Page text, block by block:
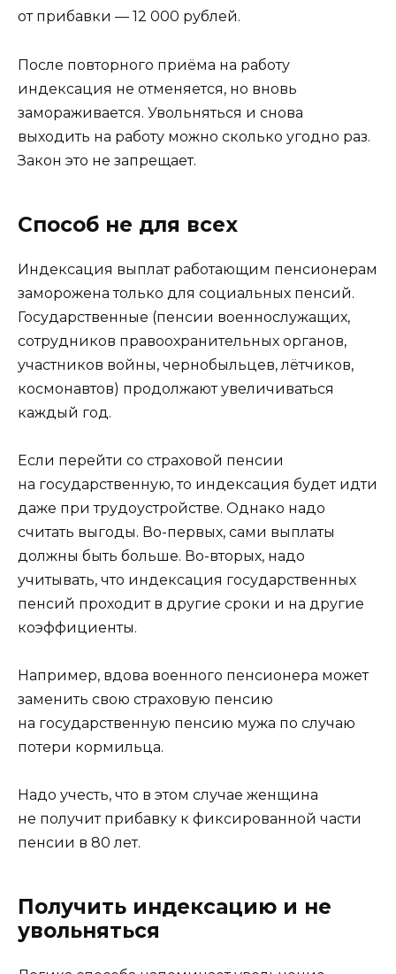
от прибавки — 12 000 рублей.
После повторного приёма на работу
индексация не отменяется, но вновь
замораживается. Увольняться и снова
выходить на работу можно сколько угодно раз.
Закон это не запрещает.
Способ не для всех
Индексация выплат работающим пенсионерам
заморожена только для социальных пенсий.
Государственные (пенсии военнослужащих,
сотрудников правоохранительных органов,
участников войны, чернобыльцев, лётчиков,
космонавтов) продолжают увеличиваться
каждый год.
Если перейти со страховой пенсии
на государственную, то индексация будет идти
даже при трудоустройстве. Однако надо
считать выгоды. Во-первых, сами выплаты
должны быть больше. Во-вторых, надо
учитывать, что индексация государственных
пенсий проходит в другие сроки и на другие
коэффициенты.
Например, вдова военного пенсионера может
заменить свою страховую пенсию
на государственную пенсию мужа по случаю
потери кормильца.
Надо учесть, что в этом случае женщина
не получит прибавку к фиксированной части
пенсии в 80 лет.
Получить индексацию и не
увольняться